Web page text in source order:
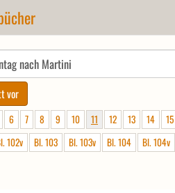
6 7 8 9 10 11 12 13 14
15
102v Bl. 103 Bl. 103v Bl. 104
Bl. 104v